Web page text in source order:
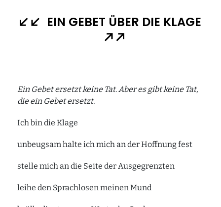
EIN GEBET ÜBER DIE KLAGE
Ein Gebet ersetzt keine Tat. Aber es gibt keine Tat,
die ein Gebet ersetzt.
Ich bin die Klage
unbeugsam halte ich mich an der Hoffnung fest
stelle mich an die Seite der Ausgegrenzten
leihe den Sprachlosen meinen Mund